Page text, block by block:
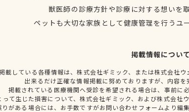
獣医師の診療方針や診療に対する想いを
ペットも大切な家族として健康管理を行うユ
掲載情報について
載している各種情報は、株式会社ギミック、または株式会社
出来るだけ正確な情報掲載に努めておりますが、内容
掲載されている医療機関へ受診を希望される場合は、事前に
って生じた損害について、株式会社ギミック、および株式会
りがある場合には、お手数ですがお問い合わせフォームより編